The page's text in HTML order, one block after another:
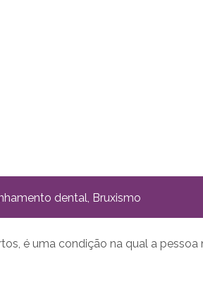
dental, Bruxismo
é uma condição na qual a pessoa